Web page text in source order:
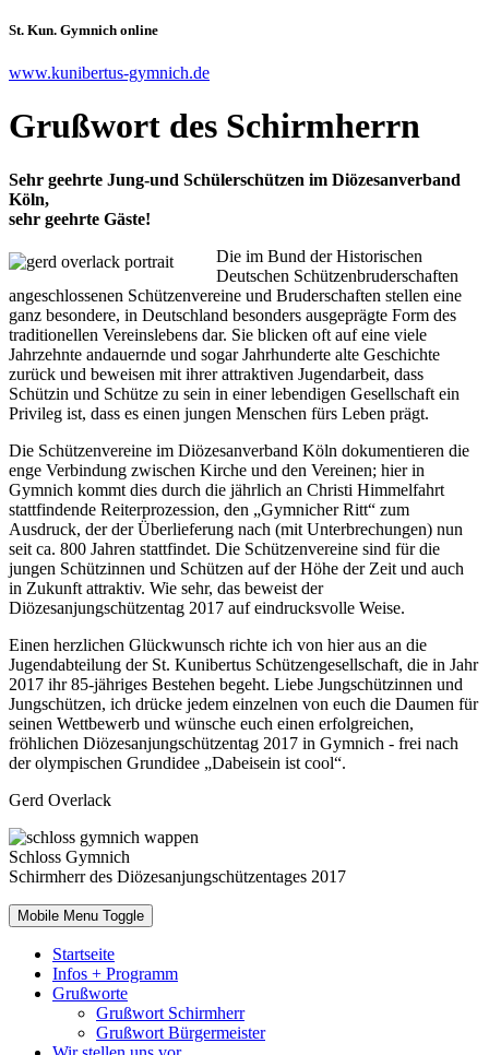
St. Kun. Gymnich online
www.kunibertus-gymnich.de
Grußwort des Schirmherrn
Sehr geehrte Jung-und Schülerschützen im Diözesanverband
Köln,
sehr geehrte Gäste!
Die im Bund der Historischen
Deutschen Schützenbruderschaften
angeschlossenen Schützenvereine und Bruderschaften stellen eine
ganz besondere, in Deutschland besonders ausgeprägte Form des
traditionellen Vereinslebens dar. Sie blicken oft auf eine viele
Jahrzehnte andauernde und sogar Jahrhunderte alte Geschichte
zurück und beweisen mit ihrer attraktiven Jugendarbeit, dass
Schützin und Schütze zu sein in einer lebendigen Gesellschaft ein
Privileg ist, dass es einen jungen Menschen fürs Leben prägt.
Die Schützenvereine im Diözesanverband Köln dokumentieren die
enge Verbindung zwischen Kirche und den Vereinen; hier in
Gymnich kommt dies durch die jährlich an Christi Himmelfahrt
stattfindende Reiterprozession, den „Gymnicher Ritt“ zum
Ausdruck, der der Überlieferung nach (mit Unterbrechungen) nun
seit ca. 800 Jahren stattfindet. Die Schützenvereine sind für die
jungen Schützinnen und Schützen auf der Höhe der Zeit und auch
in Zukunft attraktiv. Wie sehr, das beweist der
Diözesanjungschützentag 2017 auf eindrucksvolle Weise.
Einen herzlichen Glückwunsch richte ich von hier aus an die
Jugendabteilung der St. Kunibertus Schützengesellschaft, die in Jahr
2017 ihr 85-jähriges Bestehen begeht. Liebe Jungschützinnen und
Jungschützen, ich drücke jedem einzelnen von euch die Daumen für
seinen Wettbewerb und wünsche euch einen erfolgreichen,
fröhlichen Diözesanjungschützentag 2017 in Gymnich - frei nach
der olympischen Grundidee „Dabeisein ist cool“.
Gerd Overlack
Schloss Gymnich
Schirmherr des Diözesanjungschützentages 2017
Mobile Menu Toggle
Startseite
Infos + Programm
Grußworte
Grußwort Schirmherr
Grußwort Bürgermeister